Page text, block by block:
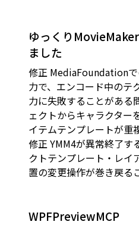
ゆっくり
ました
修正 MediaFoundation
力で、エンコード中のテ
力に失敗することがある
ェクトからキャラクター
イテムテンプレートが重
修正 YMM4が異常終了す
クトテンプレート・レイ
置の変更操作が巻き戻る
WPFPreviewMCP